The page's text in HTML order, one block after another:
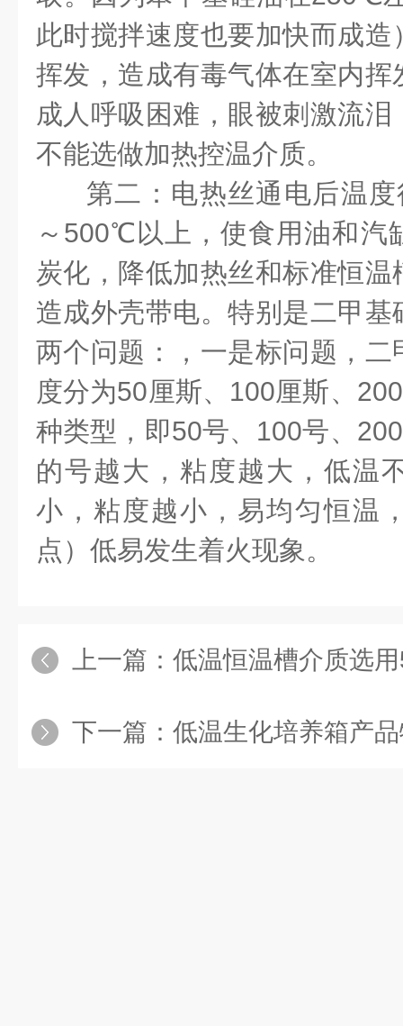
此时搅拌速度也要加快而成
挥发，造成有毒气体在室内
成人呼吸困难，眼被刺激流
不能选做加热控温介质。
第二：电热丝通电后温
～500℃以上，使食用油和汽
炭化，降低加热丝和标准恒
造成外壳带电。特别是二甲
两个问题：，一是标问题，
度分为50厘斯、100厘斯、
种类型，即50号、100号、
的号越大，粘度越大，低温
小，粘度越小，易均匀恒温
点）低易发生着火现象。
上一篇： 低温恒温槽介质选
下一篇： 低温生化培养箱产品特